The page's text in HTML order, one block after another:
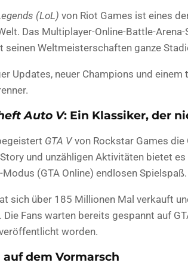
(LoL) von Riot Games ist eines
Das Multiplayer-Online-Battle-
seinen Weltmeisterschaften ganze
Updates, neuer Champions und
Auto V: Ein Klassiker, der
GTA Vvon Rockstar Games die
und unzähligen Aktivitäten bietet
(GTA Online) endlosen Spielspaß.
sich über 185 Millionen Mal verkauft
Die Fans warten bereits gespannt auf
worden.
dem Vormarsch